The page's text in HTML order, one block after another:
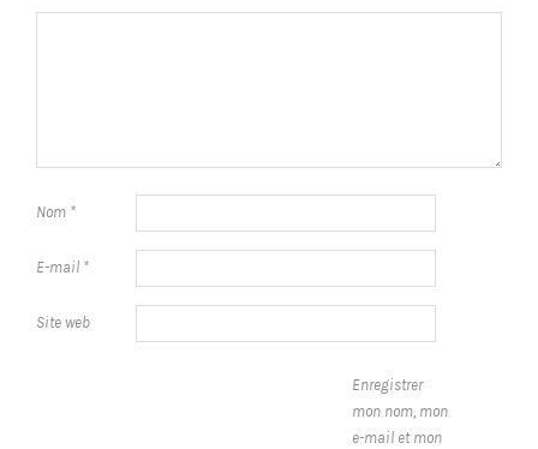
Nom *
E-mail *
Site web
Enregistrer
mon nom, mon
e-mail et mon